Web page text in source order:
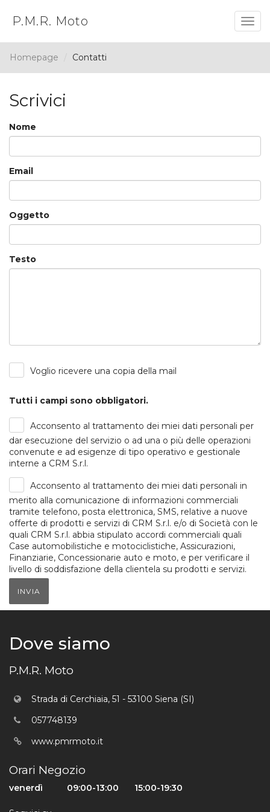
P.M.R. Moto
Homepage Contatti
Scrivici
Nome
Email
Oggetto
Testo
Voglio ricevere una copia della mail
Tutti i campi sono obbligatori.
Acconsento al trattamento dei miei dati personali per
dar esecuzione del servizio o ad una o più delle operazioni
convenute e ad esigenze di tipo operativo e gestionale
interne a CRM S.r.l.
Acconsento al trattamento dei miei dati personali in
merito alla comunicazione di informazioni commerciali
tramite telefono, posta elettronica, SMS, relative a nuove
offerte di prodotti e servizi di CRM S.r.l. e/o di Società con le
quali CRM S.r.l. abbia stipulato accordi commerciali quali
Case automobilistiche e motociclistiche, Assicurazioni,
Finanziarie, Concessionarie auto e moto, e per verificare il
livello di soddisfazione della clientela su prodotti e servizi.
INVIA
Dove siamo
P.M.R. Moto
Strada di Cerchiaia, 51 - 53100 Siena (SI)
057748139
www.pmrmoto.it
Orari Negozio
venerdì 09:00-13:00 15:00-19:30